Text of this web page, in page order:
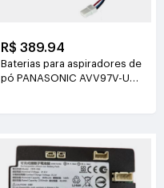
R$ 389.94
Baterias para aspiradores de
pó PANASONIC AVV97V-U3